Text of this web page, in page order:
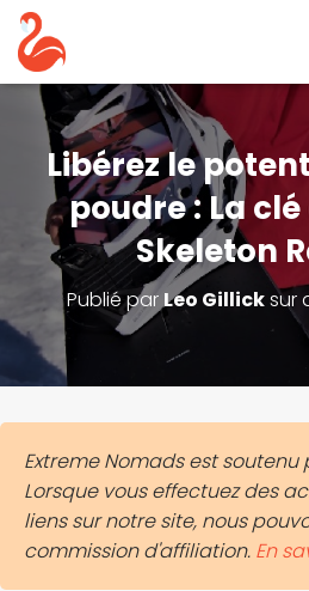
Libérez le
poudre : La
Skeleton
Publié parLeo Gillicksur
Extreme Nomads est soutenu
Lorsque vous effectuez des
liens sur notre site, nous
commission d'affiliation. En